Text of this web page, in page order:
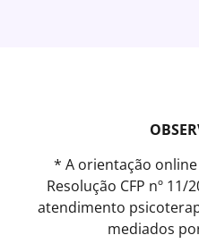
* A orientação
Resolução CFP nº
atendimento
mediados